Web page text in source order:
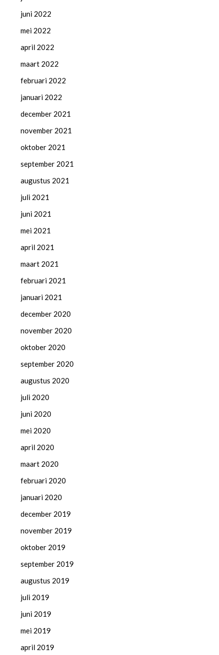
juni 2022
mei 2022
april 2022
maart 2022
februari 2022
januari 2022
december 2021
november 2021
oktober 2021
september 2021
augustus 2021
juli 2021
juni 2021
mei 2021
april 2021
maart 2021
februari 2021
januari 2021
december 2020
november 2020
oktober 2020
september 2020
augustus 2020
juli 2020
juni 2020
mei 2020
april 2020
maart 2020
februari 2020
januari 2020
december 2019
november 2019
oktober 2019
september 2019
augustus 2019
juli 2019
juni 2019
mei 2019
april 2019